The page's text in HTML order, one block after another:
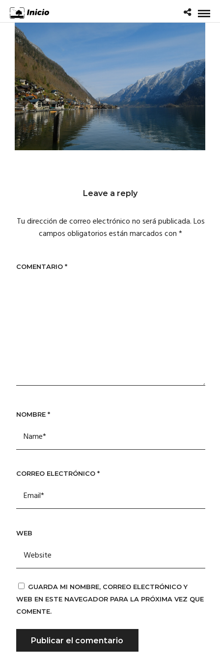
Leave a reply
Tu dirección de correo electrónico no será publicada.Los
campos obligatorios están marcados con*
COMENTARIO *
NOMBRE *
CORREO ELECTRÓNICO *
WEB
GUARDA MI NOMBRE, CORREO ELECTRÓNICO Y
WEB EN ESTE NAVEGADOR PARA LA PRÓXIMA VEZ QUE
COMENTE.